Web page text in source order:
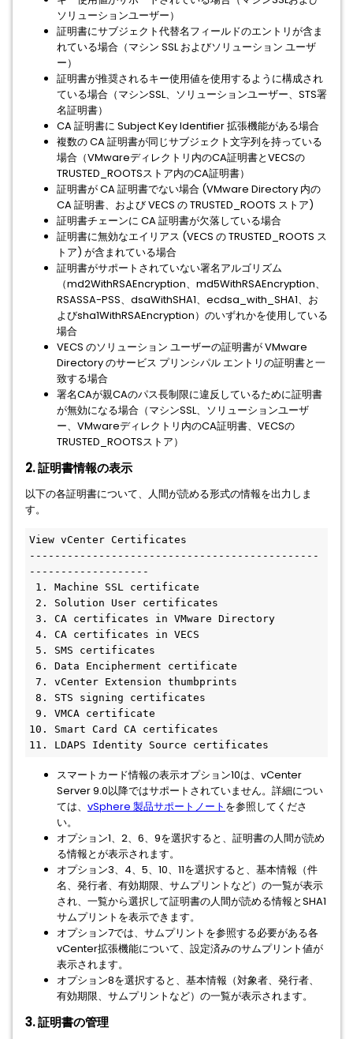
ソリューションユーザー）
証明書にサブジェクト代替名フィールドのエントリが含ま
れている場合（マシン SSL およびソリューション ユーザ
ー）
証明書が推奨されるキー使用値を使用するように構成され
ている場合（マシンSSL、ソリューションユーザー、STS署
名証明書）
CA 証明書に Subject Key Identifier 拡張機能がある場合
複数の CA 証明書が同じサブジェクト文字列を持っている
場合（VMwareディレクトリ内のCA証明書とVECSの
TRUSTED_ROOTSストア内のCA証明書）
証明書が CA 証明書でない場合 (VMware Directory 内の
CA 証明書、および VECS の TRUSTED_ROOTS ストア)
証明書チェーンに CA 証明書が欠落している場合
証明書に無効なエイリアス (VECS の TRUSTED_ROOTS ス
トア) が含まれている場合
証明書がサポートされていない署名アルゴリズム
（md2WithRSAEncryption、md5WithRSAEncryption、
RSASSA-PSS、dsaWithSHA1、ecdsa_with_SHA1、お
よびsha1WithRSAEncryption）のいずれかを使用している
場合
VECS のソリューション ユーザーの証明書が VMware
Directory のサービス プリンシパル エントリの証明書と一
致する場合
署名CAが親CAのパス長制限に違反しているために証明書
が無効になる場合（マシンSSL、ソリューションユーザ
ー、VMwareディレクトリ内のCA証明書、VECSの
TRUSTED_ROOTSストア）
2. 証明書情報の表示
以下の各証明書について、人間が読める形式の情報を出力しま
す。
View vCenter Certificates
----------------------------------------------
-------------------
1. Machine SSL certificate
2. Solution User certificates
3. CA certificates in VMware Directory
4. CA certificates in VECS
5. SMS certificates
6. Data Encipherment certificate
7. vCenter Extension thumbprints
8. STS signing certificates
9. VMCA certificate
10. Smart Card CA certificates
11. LDAPS Identity Source certificates
スマートカード情報の表示オプション10は、vCenter
Server 9.0以降ではサポートされていません。詳細につい
ては、 vSphere 製品サポートノート を参照してくださ
い。
オプション1、2、6、9を選択すると、証明書の人間が読め
る情報とが表示されます。
オプション3、4、5、10、11を選択すると、基本情報（件
名、発行者、有効期限、サムプリントなど）の一覧が表示
され、一覧から選択して証明書の人間が読める情報とSHA1
サムプリントを表示できます。
オプション7では、サムプリントを参照する必要がある各
vCenter拡張機能について、設定済みのサムプリント値が
表示されます。
オプション8を選択すると、基本情報（対象者、発行者、
有効期限、サムプリントなど）の一覧が表示されます。
3. 証明書の管理